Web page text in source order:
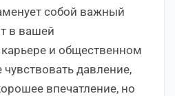
собой важный
в вашей
и общественном
давление,
впечатление, но